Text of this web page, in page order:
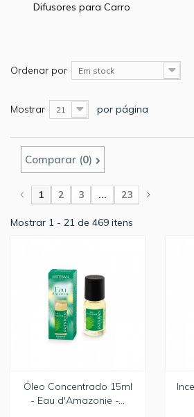
Difusores para Carro
Ordenar por Em stock
Mostrar 21 por página
Comparar (0)
1 2 3 ... 23
Mostrar 1 - 21 de 469 itens
Óleo Concentrado 15ml
- Eau d'Amazonie -...